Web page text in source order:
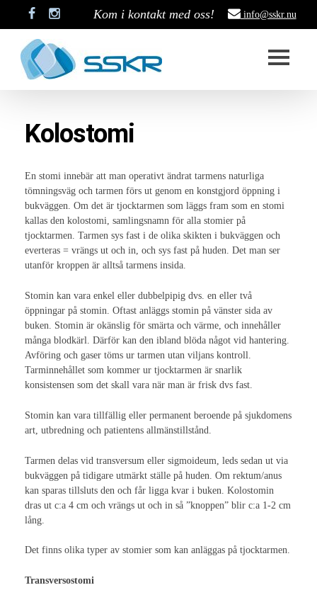
Kom i kontakt med oss! info@sskr.nu
SSKR
Stadgar
Historik
Medlemskap
Projekt som är pågång
Nationella Kongresser
Nationell kongress 2017
Nationell kongress 2013
Nationell Kongress 2011
Nationell kongress 2009
Nationell kongress 2007
Nationell kongress 2005
Nationell kongress 2003
Kolostomi
En stomi innebär att man operativt ändrat tarmens naturliga
tömningsväg och tarmen förs ut genom en konstgjord öppning i
bukväggen. Om det är tjocktarmen som läggs fram som en stomi
kallas den kolostomi, samlingsnamn för alla stomier på
tjocktarmen. Tarmen sys fast i de olika skikten i bukväggen och
everteras = vrängs ut och in, och sys fast på huden. Det man ser
utanför kroppen är alltså tarmens insida.
Stomin kan vara enkel eller dubbelpipig dvs. en eller två
öppningar på stomin. Oftast anläggs stomin på vänster sida av
buken. Stomin är okänslig för smärta och värme, och innehåller
många blodkärl. Därför kan den ibland blöda något vid hantering.
Avföring och gaser töms ur tarmen utan viljans kontroll.
Tarminnehållet som kommer ur tjocktarmen är snarlik
konsistensen som det skall vara när man är frisk dvs fast.
Stomin kan vara tillfällig eller permanent beroende på sjukdomens
art, utbredning och patientens allmänstillstånd.
Tarmen delas vid transversum eller sigmoideum, leds sedan ut via
bukväggen på tidigare utmärkt ställe på huden. Om rektum/anus
kan sparas tillsluts den och får ligga kvar i buken. Kolostomin
dras ut c:a 4 cm och vrängs ut och in så ”knoppen” blir c:a 1-2 cm
lång.
Det finns olika typer av stomier som kan anläggas på tjocktarmen.
Transversostomi